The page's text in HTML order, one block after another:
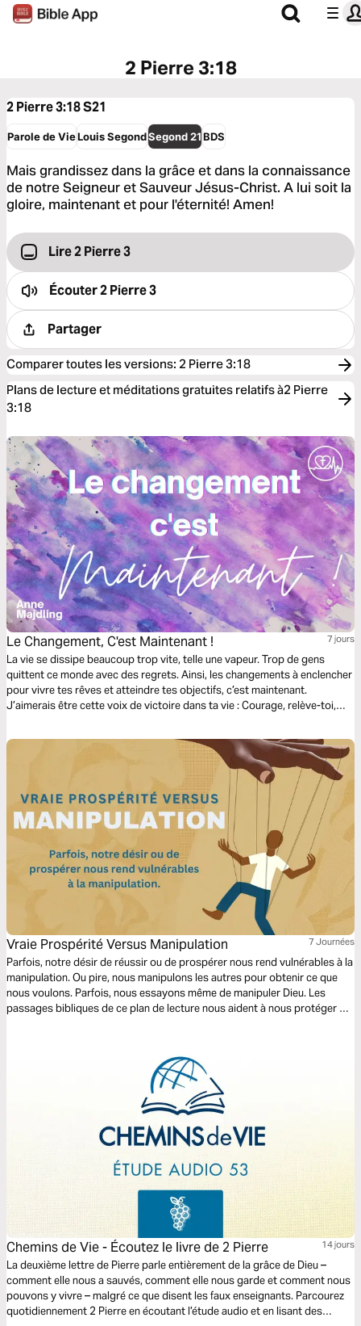
2 Pierre 3:18
2 Pierre 3:18S21
Parole de VieLouis SegondSegond 21BDS
Mais grandissez dans la grâce et dans la connaissance
de notre Seigneur et Sauveur Jésus-Christ. A lui soit la
gloire, maintenant et pour l'éternité! Amen!
Lire 2 Pierre 3
Écouter2 Pierre 3
Partager
Comparer toutes les versions: 2 Pierre 3:18
Plans de lecture et méditations gratuites relatifs à2 Pierre
3:18
Le Changement, C'est Maintenant ! 7 jours
La vie se dissipe beaucoup trop vite, telle une vapeur. Trop de gens
quittent ce monde avec des regrets. Ainsi, les changements à enclencher
pour vivre tes rêves et atteindre tes objectifs, c’est maintenant.
J’aimerais être cette voix de victoire dans ta vie : Courage, relève-toi,
recommencer.
Vraie Prospérité Versus Manipulation 7 Journées
Parfois, notre désir de réussir ou de prospérer nous rend vulnérables à la
manipulation. Ou pire, nous manipulons les autres pour obtenir ce que
nous voulons. Parfois, nous essayons même de manipuler Dieu. Les
passages bibliques de ce plan de lecture nous aident à nous protéger de
Chemins de Vie - Écoutez le livre de 2 Pierre 14 jours
La deuxième lettre de Pierre parle entièrement de la grâce de Dieu –
comment elle nous a sauvés, comment elle nous garde et comment nous
pouvons y vivre – malgré ce que disent les faux enseignants. Parcourez
quotidiennement 2 Pierre en écoutant l’étude audio et en lisant des